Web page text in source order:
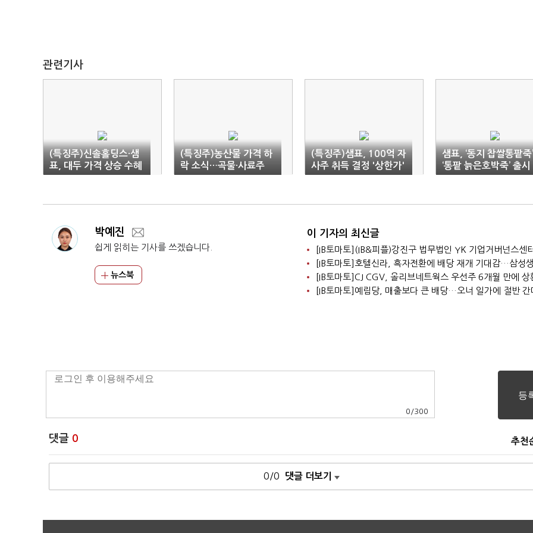
관련기사
(특징주)신솔홀딩스·샘
표, 대두 가격 상승 수혜
기대에 급등
(특징주)농산물 가격 하
락 소식…곡물·사료주
'급락'
(특징주)샘표, 100억 자
사주 취득 결정 '상한가'
샘표, ‘동지 찹쌀통팥죽’
‘통팥 늙은호박죽’ 출시
박예진
쉽게 읽히는 기사를 쓰겠습니다.
뉴스북
이 기자의 최신글
[IB토마토]CJ CGV, 올리브네트웍스 우선주 6개월 만에
[IB토마토]예림당, 매출보다 큰 배당…오너 일가에 절반 간
0 /300
댓글 0 추천
0/0 댓글 더보기